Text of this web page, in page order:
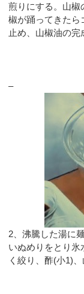
煎りにする。山椒
椒が踊ってきたら
止め、山椒油の完
–
2、沸騰した湯に
いぬめりをとり氷
く絞り、酢(小1)